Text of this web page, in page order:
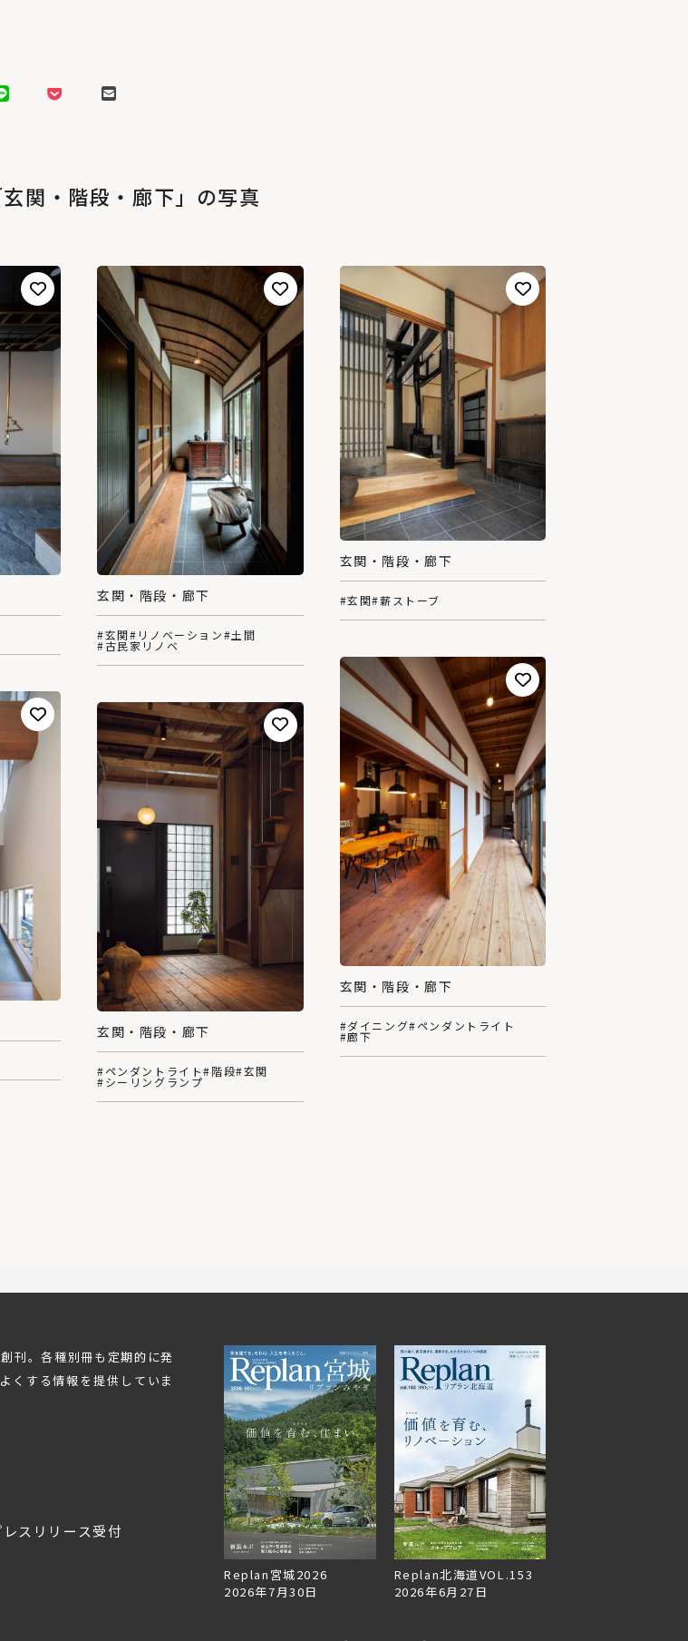
関・階段・廊下」の写真
玄関・階段・廊下
#玄関#リノベーション#土間
#古民家リノベ
玄関・階段・廊下
#玄関#薪ストーブ
玄関・階段・廊下
#ダイニング#ペンダントライト
#廊下
玄関・階段・廊下
#ペンダントライト#階段#玄関
#シーリングランプ
刊。各種別冊も定期的に発
くする情報を提供していま
レスリリース受付
Replan宮城2026
2026年7月30日
Replan北海道VOL.153
2026年6月27日